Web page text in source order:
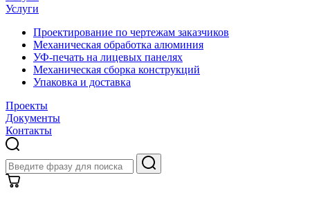
Услуги
Проектирование по чертежам заказчиков
Механическая обработка алюминия
УФ-печать на лицевых панелях
Механическая сборка конструкций
Упаковка и доставка
Проекты
Документы
Контакты